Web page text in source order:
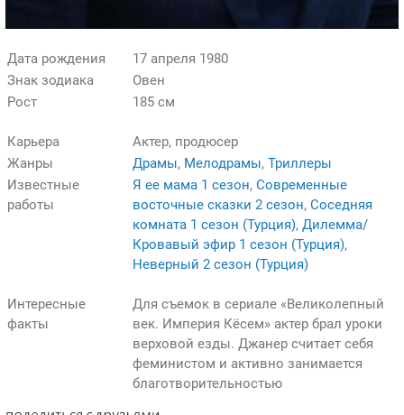
Дата рождения
17 апреля 1980
Знак зодиака
Овен
Рост
185 см
Карьера
Актер, продюсер
Жанры
Драмы, Мелодрамы, Триллеры
Известные
работы
Я ее мама 1 сезон, Современные
восточные сказки 2 сезон, Соседняя
комната 1 сезон (Турция), Дилемма/
Кровавый эфир 1 сезон (Турция),
Неверный 2 сезон (Турция)
Интересные
факты
Для съемок в сериале «Великолепный
век. Империя Кёсем» актер брал уроки
верховой езды. Джанер считает себя
феминистом и активно занимается
благотворительностью